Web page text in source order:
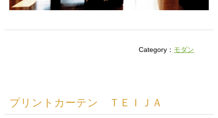
Category： モダン
プリントカーテン ＴＥＩＪＡ